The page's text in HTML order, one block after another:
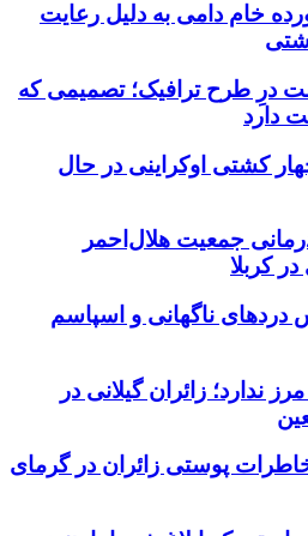
تن فرآورده خام دامی به دلیل رعایت
درِ طرح ترافیک؛ تصمیمی که
روسیه به ۴ چهار کشتی اوکراینی در حال
جمعیت هلال‌احمر
کربلا
دردهای ناگهانی و اسپاسم
زائران گیلانی در
پوستی زائران در گرمای